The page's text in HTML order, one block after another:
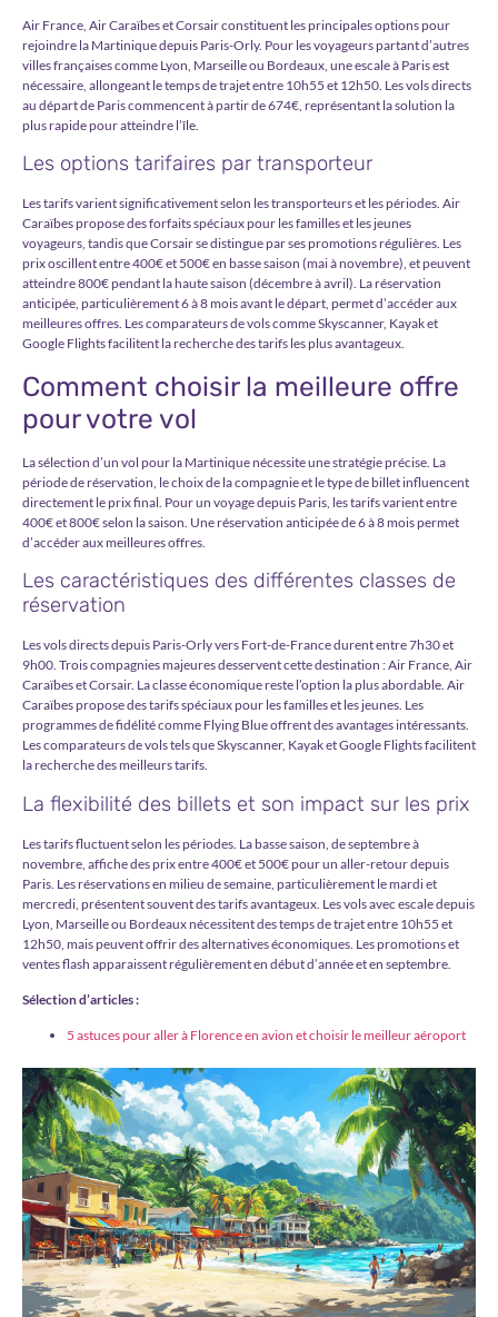
Air France, Air Caraïbes et Corsair constituent les principales options pour
rejoindre la Martinique depuis Paris-Orly. Pour les voyageurs partant d’autres
villes françaises comme Lyon, Marseille ou Bordeaux, une escale à Paris est
nécessaire, allongeant le temps de trajet entre 10h55 et 12h50. Les vols directs
au départ de Paris commencent à partir de 674€, représentant la solution la
plus rapide pour atteindre l’île.
Les options tarifaires par transporteur
Les tarifs varient significativement selon les transporteurs et les périodes. Air
Caraïbes propose des forfaits spéciaux pour les familles et les jeunes
voyageurs, tandis que Corsair se distingue par ses promotions régulières. Les
prix oscillent entre 400€ et 500€ en basse saison (mai à novembre), et peuvent
atteindre 800€ pendant la haute saison (décembre à avril). La réservation
anticipée, particulièrement 6 à 8 mois avant le départ, permet d’accéder aux
meilleures offres. Les comparateurs de vols comme Skyscanner, Kayak et
Google Flights facilitent la recherche des tarifs les plus avantageux.
Comment choisir la meilleure offre
pour votre vol
La sélection d’un vol pour la Martinique nécessite une stratégie précise. La
période de réservation, le choix de la compagnie et le type de billet influencent
directement le prix final. Pour un voyage depuis Paris, les tarifs varient entre
400€ et 800€ selon la saison. Une réservation anticipée de 6 à 8 mois permet
d’accéder aux meilleures offres.
Les caractéristiques des différentes classes de
réservation
Les vols directs depuis Paris-Orly vers Fort-de-France durent entre 7h30 et
9h00. Trois compagnies majeures desservent cette destination : Air France, Air
Caraïbes et Corsair. La classe économique reste l’option la plus abordable. Air
Caraïbes propose des tarifs spéciaux pour les familles et les jeunes. Les
programmes de fidélité comme Flying Blue offrent des avantages intéressants.
Les comparateurs de vols tels que Skyscanner, Kayak et Google Flights facilitent
la recherche des meilleurs tarifs.
La flexibilité des billets et son impact sur les prix
Les tarifs fluctuent selon les périodes. La basse saison, de septembre à
novembre, affiche des prix entre 400€ et 500€ pour un aller-retour depuis
Paris. Les réservations en milieu de semaine, particulièrement le mardi et
mercredi, présentent souvent des tarifs avantageux. Les vols avec escale depuis
Lyon, Marseille ou Bordeaux nécessitent des temps de trajet entre 10h55 et
12h50, mais peuvent offrir des alternatives économiques. Les promotions et
ventes flash apparaissent régulièrement en début d’année et en septembre.
Sélection d’articles :
5 astuces pour aller à Florence en avion et choisir le meilleur aéroport